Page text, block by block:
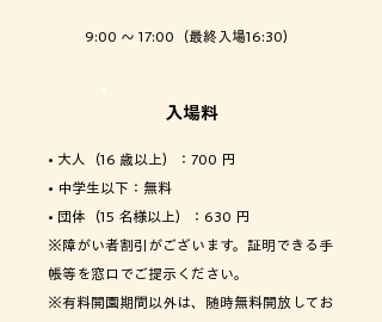
9:00 ～ 17:00（最終入場16:30）
入場料
• 大人（16 歳以上）：700 円
• 中学生以下：無料
• 団体（15 名様以上）：630 円
※障がい者割引がございます。証明できる手
帳等を窓口でご提示ください。
※有料開園期間以外は、随時無料開放してお